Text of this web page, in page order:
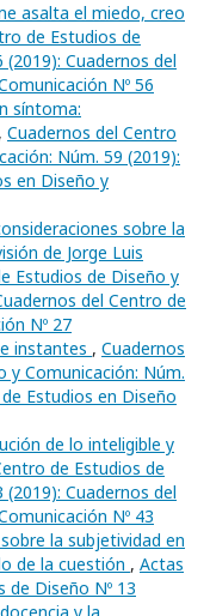
asalta el miedo, creo
de Estudios de
Cuadernos del
Nº 56
síntoma:
, Cuadernos del Centro
Núm. 59 (2019):
en Diseño y
sobre la
de Jorge Luis
Estudios de Diseño y
del Centro de
Nº 27
instantes , Cuadernos
y Comunicación: Núm.
Estudios en Diseño
de lo inteligible y
de Estudios de
Cuadernos del
Nº 43
la subjetividad en
de la cuestión , Actas
de Diseño Nº 13